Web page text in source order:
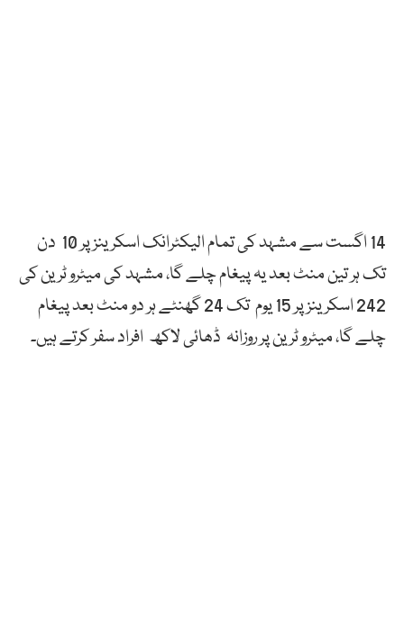
14 اگست سے مشہد کی تمام الیکٹرانک اسکرینز پر 10 دن
تک ہر تین منٹ بعد یہ پیغام چلے گا، مشہد کی میٹرو ٹرین کی
242 اسکرینز پر 15 یوم تک 24 گھنٹے ہر دو منٹ بعد پیغام
چلے گا، میٹرو ٹرین پر روزانہ ڈھائی لاکھ افراد سفر کرتے ہیں۔